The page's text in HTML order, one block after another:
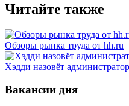
Читайте также
Обзоры рынка труда от hh.ru
Хэдди назовёт
Вакансии дня